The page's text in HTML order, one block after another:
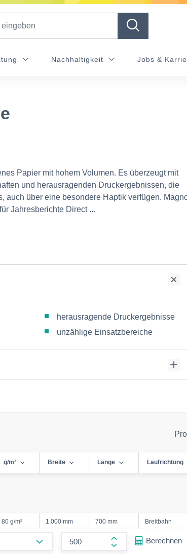
Nachhaltigkeit Jobs &
Papier mit hohem Volumen. Es überzeugt mit
und herausragenden Druckergebnissen, die
auch über eine besondere Haptik verfügen.
Jahresberichte Direct ...
herausragende Druckergebnisse
unzählige Einsatzbereiche
g/m² Breite Länge Laufrichtung
80 g/m² 1.000 mm 700 mm Breitbahn
form.increase-amount
Berechnen